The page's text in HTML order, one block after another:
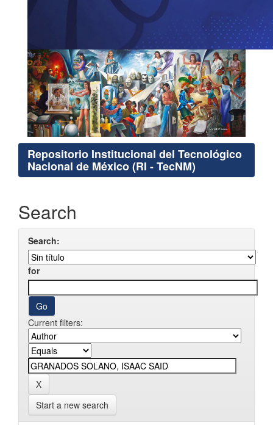
Repositorio Institucional del Tecnológico
Nacional de México (RI - TecNM)
Search
Search:
for
Current filters:
Start a new search